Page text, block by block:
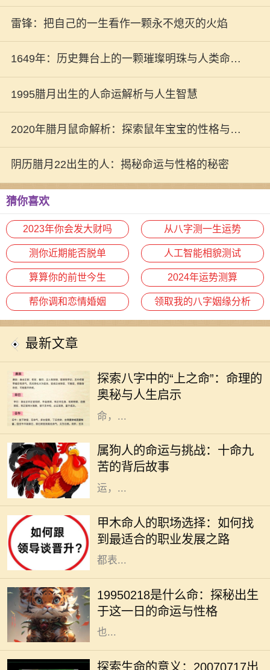
雷锋：把自己的一生看作一颗永不熄灭的火焰
1649年：历史舞台上的一颗璀璨明珠与人类命运
的交错
1995腊月出生的人命运解析与人生智慧
2020年腊月鼠命解析：探索鼠年宝宝的性格与命
运之路
阴历腊月22出生的人：揭秘命运与性格的秘密
猜你喜欢
2023年你会发大财吗 从八字测一生运势
测你近期能否脱单 人工智能相貌测试
算算你的前世今生 2024年运势测算
帮你调和恋情婚姻 领取我的八字姻缘分析
最新文章
探索八字中的“上之命”：命理的
奥秘与人生启示
时刻可以用八字来描述，而八字又可
以分为多种命格，其中“上之命”便是
一种颇具神秘色彩的命格。上之
命，...
属狗人的命运与挑战：十命九
苦的背后故事
在中国传统文化中，属狗的人常常被
描绘为忠诚正直、勇敢无畏的形象。
然而，许多人并不知道的是，属狗的
命人常常面临着“十命九苦”的命
运，...
甲木命人的职场选择：如何找
到最适合的职业发展之路
在古老的命理学中，甲木是五行之
一，象征着生机、成长和发展。甲木
命的人如同春天的树木，充满了生命
力和创造力。他们在人际关系中通常
都表...
19950218是什么命：探秘出生
于这一日的命运与性格
在中国传统文化中，八字命理被视为
解读一个人命运的重要工具。1995年
2月18日出生的人，正好是在农历正
月初十，这一天在五行八字中的影响
也...
探索生命的意义：20070717出
在我们的人生旅程中，每个生命的诞
生都注定有其独特的意义与使命。